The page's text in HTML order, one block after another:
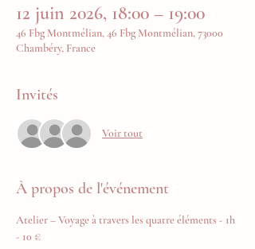
12 juin 2026, 18:00 – 19:00
46 Fbg Montmélian, 46 Fbg Montmélian, 73000
Chambéry, France
Invités
Voir tout
À propos de l'événement
Atelier – Voyage à travers les quatre éléments - 1h
- 10 €